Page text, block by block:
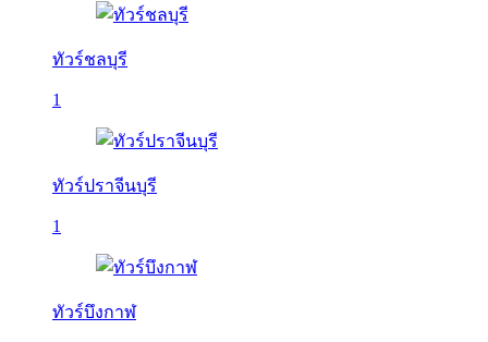
ทัวร์ชลบุรี
1
ทัวร์ปราจีนบุรี
1
ทัวร์บึงกาฬ